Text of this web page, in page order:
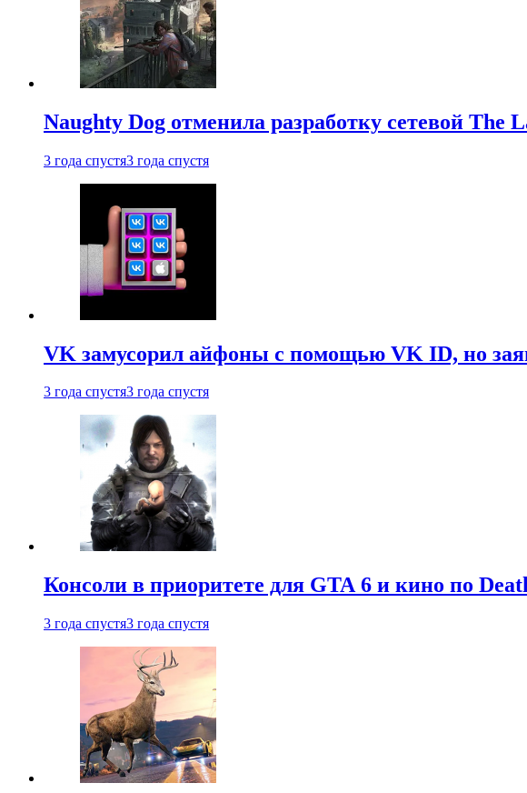
Naughty Dog отменила разработку сетевой The
3 года спустя3 года спустя
VK замусорил айфоны с помощью VK ID, но
3 года спустя3 года спустя
Консоли в приоритете для GTA 6 и кино по
3 года спустя3 года спустя